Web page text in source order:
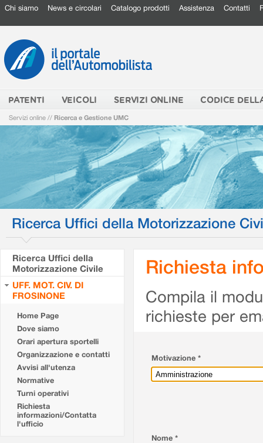
Chi siamo News e circolari Catalogo prodotti Assistenza Contatti
PATENTI VEICOLI SERVIZI ONLINE CODICE
Servizi online // Ricerca e Gestione UMC
Ricerca Uffici della Motorizzazione
Ricerca Uffici della
Motorizzazione Civile
UFF. MOT. CIV. DI
FROSINONE
Home Page
Dove siamo
Orari apertura sportelli
Organizzazione e contatti
Avvisi all'utenza
Normative
Turni operativi
Richiesta
informazioni/Contatta
l'ufficio
Richiesta
Compila il
richieste per
Motivazione *
Nome *